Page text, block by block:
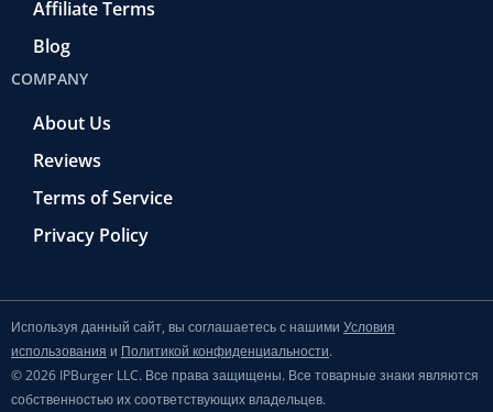
Affiliate Terms
Blog
COMPANY
About Us
Reviews
Terms of Service
Privacy Policy
Используя данный сайт, вы соглашаетесь с нашими Условия
использования и Политикой конфиденциальности.
© 2026 IPBurger LLC. Все права защищены. Все товарные знаки являются
собственностью их соответствующих владельцев.